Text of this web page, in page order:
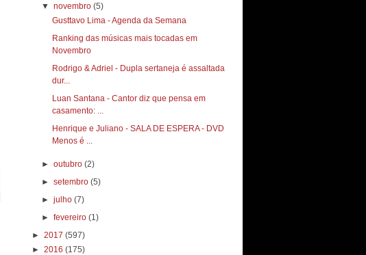
▼novembro(5)
Gusttavo Lima - Agenda da Semana
Ranking das músicas mais tocadas em
Novembro
Rodrigo & Adriel - Dupla sertaneja é assaltada
dur...
Luan Santana - Cantor diz que pensa em
casamento: ...
Henrique e Juliano - SALA DE ESPERA - DVD
Menos é ...
►outubro(2)
►setembro(5)
►julho(7)
►fevereiro(1)
► 2017 (597)
► 2016 (175)